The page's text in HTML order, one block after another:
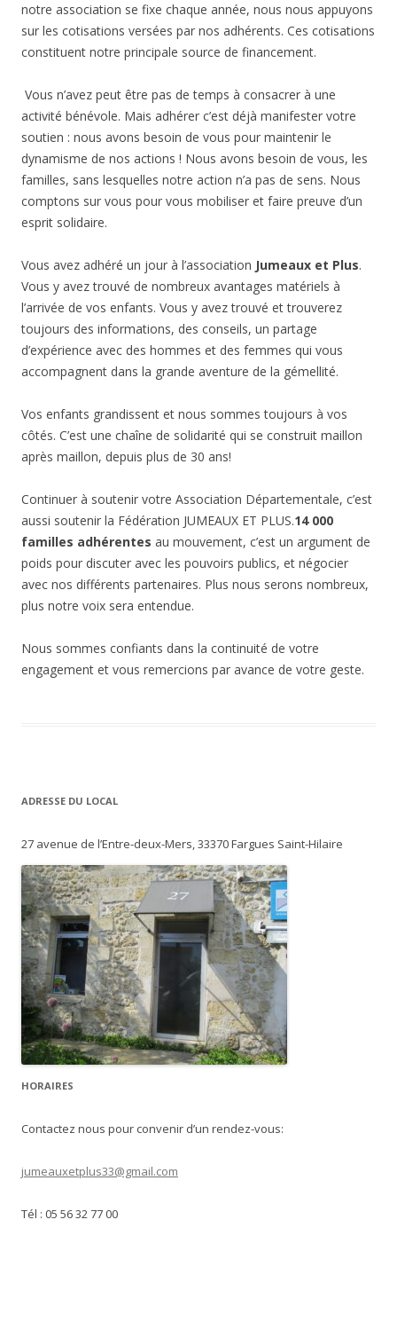
notre association se fixe chaque année, nous nous appuyons
sur les cotisations versées par nos adhérents. Ces cotisations
constituent notre principale source de financement.
Vous n’avez peut être pas de temps à consacrer à une
activité bénévole. Mais adhérer c’est déjà manifester votre
soutien : nous avons besoin de vous pour maintenir le
dynamisme de nos actions ! Nous avons besoin de vous, les
familles, sans lesquelles notre action n’a pas de sens. Nous
comptons sur vous pour vous mobiliser et faire preuve d’un
esprit solidaire.
Vous avez adhéré un jour à l’association Jumeaux et Plus.
Vous y avez trouvé de nombreux avantages matériels à
l’arrivée de vos enfants. Vous y avez trouvé et trouverez
toujours des informations, des conseils, un partage
d’expérience avec des hommes et des femmes qui vous
accompagnent dans la grande aventure de la gémellité.
Vos enfants grandissent et nous sommes toujours à vos
côtés. C’est une chaîne de solidarité qui se construit maillon
après maillon, depuis plus de 30 ans!
Continuer à soutenir votre Association Départementale, c’est
aussi soutenir la Fédération JUMEAUX ET PLUS.14 000
familles adhérentes au mouvement, c’est un argument de
poids pour discuter avec les pouvoirs publics, et négocier
avec nos différents partenaires. Plus nous serons nombreux,
plus notre voix sera entendue.
Nous sommes confiants dans la continuité de votre
engagement et vous remercions par avance de votre geste.
ADRESSE DU LOCAL
27 avenue de l’Entre-deux-Mers, 33370 Fargues Saint-Hilaire
HORAIRES
Contactez nous pour convenir d’un rendez-vous:
jumeauxetplus33@gmail.com
Tél : 05 56 32 77 00